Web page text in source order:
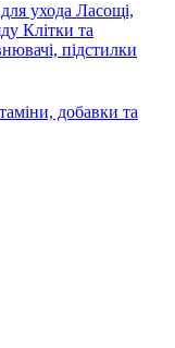
ухода Ласощі,
Клітки та
підстилки
добавки та